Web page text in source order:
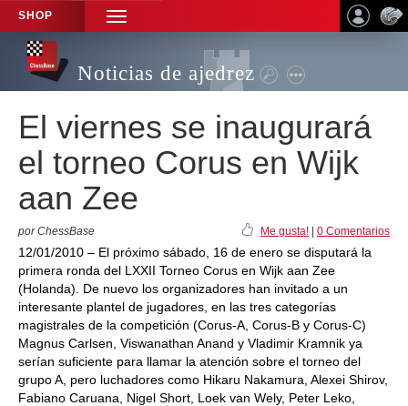
SHOP
TOGGLE
NAVIGATION
Noticias de ajedrez
El viernes se inaugurará
el torneo Corus en Wijk
aan Zee
por ChessBase Me gusta! 0 Comentarios
12/01/2010 – El próximo sábado, 16 de enero se disputará la
primera ronda del LXXII Torneo Corus en Wijk aan Zee
(Holanda). De nuevo los organizadores han invitado a un
interesante plantel de jugadores, en las tres categorías
magistrales de la competición (Corus-A, Corus-B y Corus-C)
Magnus Carlsen, Viswanathan Anand y Vladimir Kramnik ya
serían suficiente para llamar la atención sobre el torneo del
grupo A, pero luchadores como Hikaru Nakamura, Alexei Shirov,
Fabiano Caruana, Nigel Short, Loek van Wely, Peter Leko,